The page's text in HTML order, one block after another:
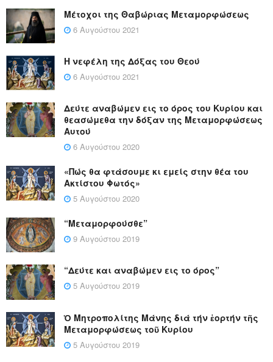
Μέτοχοι της Θαβώριας Μεταμορφώσεως
6 Αυγούστου 2021
Η νεφέλη της Δόξας του Θεού
6 Αυγούστου 2021
Δεύτε αναβώμεν εις το όρος του Κυρίου και
θεασώμεθα την δόξαν της Μεταμορφώσεως
Αυτού
6 Αυγούστου 2020
«Πώς θα φτάσουμε κι εμείς στην θέα του
Ακτίστου Φωτός»
5 Αυγούστου 2020
“Μεταμορφούσθε”
9 Αυγούστου 2019
“Δεύτε και αναβώμεν εις το όρος”
5 Αυγούστου 2019
Ὁ Μητροπολίτης Μάνης διά τήν ἑορτήν τῆς
Μεταμορφώσεως τοῦ Κυρίου
5 Αυγούστου 2019